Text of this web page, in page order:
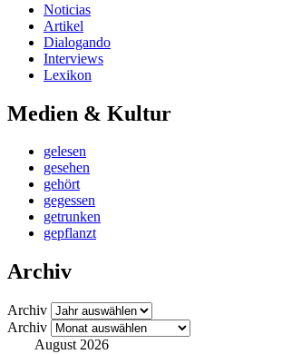
Noticias
Artikel
Dialogando
Interviews
Lexikon
Medien & Kultur
gelesen
gesehen
gehört
gegessen
getrunken
gepflanzt
Archiv
Archiv
Archiv
August 2026